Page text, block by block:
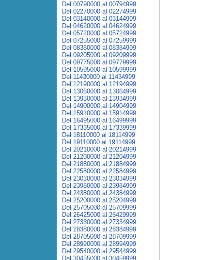
Del 00790000 al 00794999
Del 02270000 al 02274999
Del 03140000 al 03144999
Del 04620000 al 04624999
Del 05720000 al 05724999
Del 07255000 al 07259999
Del 08380000 al 08384999
Del 09205000 al 09209999
Del 09775000 al 09779999
Del 10595000 al 10599999
Del 11430000 al 11434999
Del 12190000 al 12194999
Del 13060000 al 13064999
Del 13930000 al 13934999
Del 14900000 al 14904999
Del 15910000 al 15914999
Del 16495000 al 16499999
Del 17335000 al 17339999
Del 18110000 al 18114999
Del 19110000 al 19114999
Del 20210000 al 20214999
Del 21200000 al 21204999
Del 21880000 al 21884999
Del 22580000 al 22584999
Del 23030000 al 23034999
Del 23980000 al 23984999
Del 24380000 al 24384999
Del 25200000 al 25204999
Del 25705000 al 25709999
Del 26425000 al 26429999
Del 27330000 al 27334999
Del 28380000 al 28384999
Del 28705000 al 28709999
Del 28990000 al 28994999
Del 29540000 al 29544999
Del 30455000 al 30459999